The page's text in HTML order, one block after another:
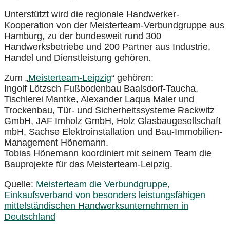
Unterstützt wird die regionale Handwerker-
Kooperation von der Meisterteam-Verbundgruppe aus
Hamburg, zu der bundesweit rund 300
Handwerksbetriebe und 200 Partner aus Industrie,
Handel und Dienstleistung gehören.
Zum „Meisterteam-Leipzig“ gehören:
Ingolf Lötzsch Fußbodenbau Baalsdorf-Taucha,
Tischlerei Mantke, Alexander Laqua Maler und
Trockenbau, Tür- und Sicherheitssysteme Rackwitz
GmbH, JAF Imholz GmbH, Holz Glasbaugesellschaft
mbH, Sachse Elektroinstallation und Bau-Immobilien-
Management Hönemann.
Tobias Hönemann koordiniert mit seinem Team die
Bauprojekte für das Meisterteam-Leipzig.
Quelle: Meisterteam die Verbundgruppe,
Einkaufsverband von besonders leistungsfähigen
mittelständischen Handwerksunternehmen in
Deutschland